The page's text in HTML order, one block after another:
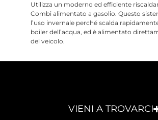
Utilizza un moderno ed efficiente
Combi alimentato a gasolio. Questo
l’uso invernale perché scalda
boiler dell’acqua, ed è alimentato
del veicolo.
VIENI A TROVARCI